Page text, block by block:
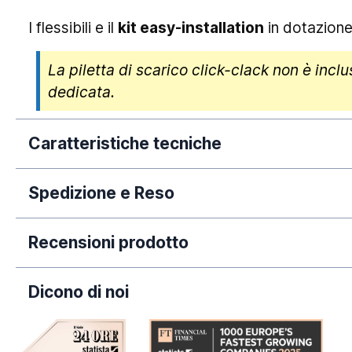
I flessibili e il kit easy-installation in
La piletta di scarico click-clack non è
dedicata.
Caratteristiche tecniche
Cartuccia:
Garanzia:
Colore:
Materiale:
Spedizione e Reso
dall'avvenuto pagamento. Si rende necessario
puramente orientativi, poiché legati a fatti
periodi dell'anno (come Natale, Black Friday
predette tempistiche.
Recensioni prodotto
Dicono di noi